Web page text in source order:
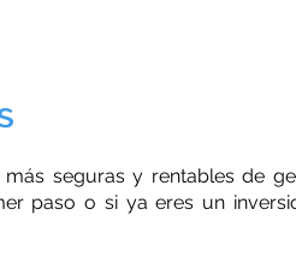
seguras y rentables de
paso o si ya eres un